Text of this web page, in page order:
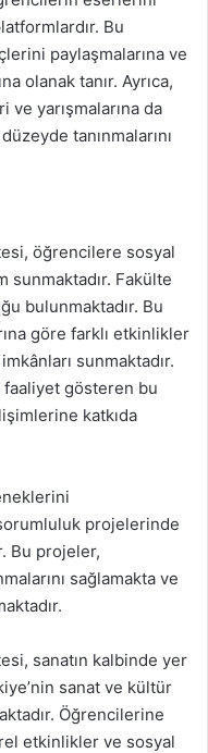
Bu
paylaşmalarına ve
olanak tanır. Ayrıca,
ve yarışmalarına da
tanınmalarını
öğrencilere sosyal
sunmaktadır. Fakülte
bulunmaktadır. Bu
göre farklı etkinlikler
sunmaktadır.
gösteren bu
katkıda
projelerinde
Bu projeler,
sağlamakta ve
sanatın kalbinde yer
sanat ve kültür
Öğrencilerine
etkinlikler ve sosyal